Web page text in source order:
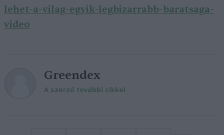
lehet-a-vilag-egyik-legbizarrabb-baratsaga-
video
Greendex
A szerző további cikkei